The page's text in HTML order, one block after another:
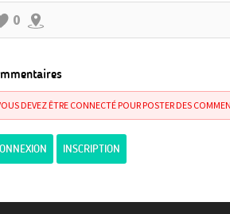
0
DEVEZ ÊTRE CONNECTÉ POUR POSTER DES
INSCRIPTION